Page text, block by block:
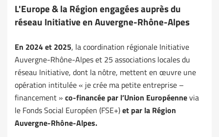
L'Europe & la Région engagées auprès du
réseau Initiative en Auvergne-Rhône-Alpes
En 2024 et 2025, la coordination régionale Initiative
Auvergne-Rhône-Alpes et 25 associations locales du
réseau Initiative, dont la nôtre, mettent en œuvre une
opération intitulée « je crée ma petite entreprise –
financement » co-financée par l’Union Européennevia
le Fonds Social Européen (FSE+)et par la Région
Auvergne-Rhône-Alpes.